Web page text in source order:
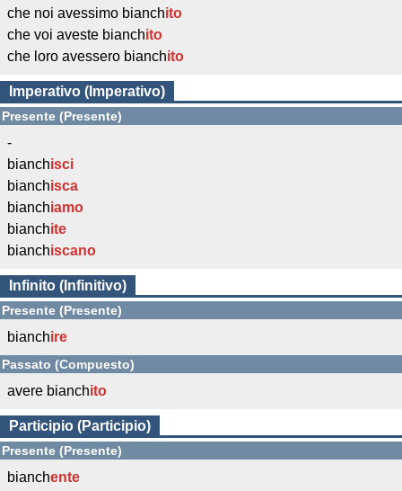
che noi avessimo bianchito
che voi aveste bianchito
che loro avessero bianchito
Imperativo (Imperativo)
Presente (Presente)
-
bianchisci
bianchisca
bianchiamo
bianchite
bianchiscano
Infinito (Infinitivo)
Presente (Presente)
bianchire
Passato (Compuesto)
avere bianchito
Participio (Participio)
Presente (Presente)
bianchente